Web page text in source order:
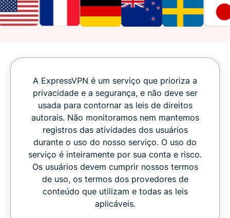
A ExpressVPN é um serviço que prioriza a
privacidade e a segurança, e não deve ser
usada para contornar as leis de direitos
autorais. Não monitoramos nem mantemos
registros das atividades dos usuários
durante o uso do nosso serviço. O uso do
serviço é inteiramente por sua conta e risco.
Os usuários devem cumprir nossos termos
de uso, os termos dos provedores de
conteúdo que utilizam e todas as leis
aplicáveis.